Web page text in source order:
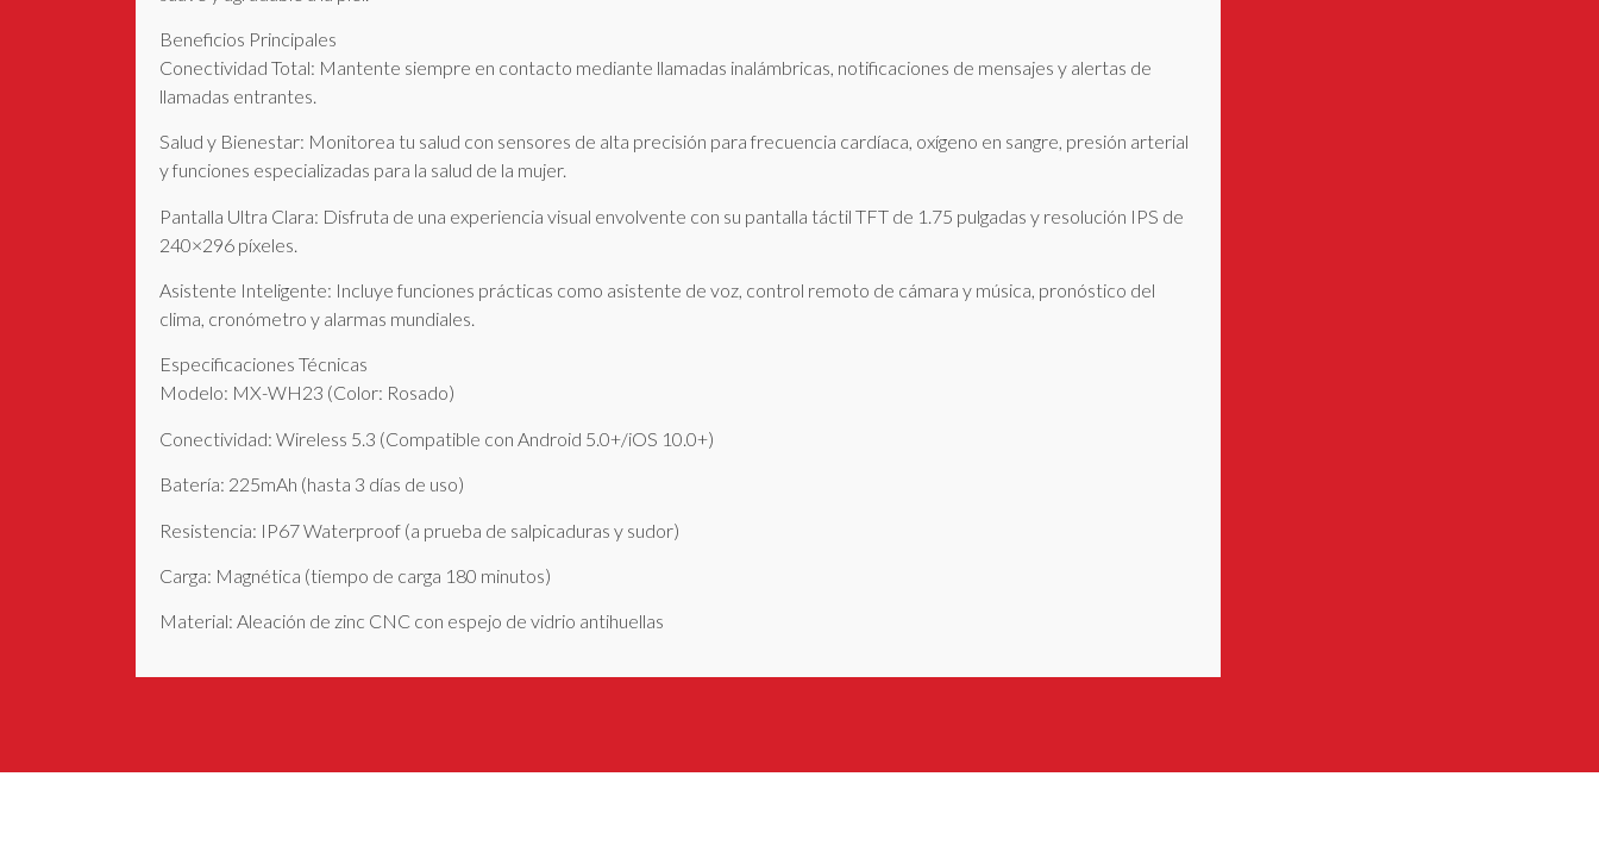
Beneficios Principales
Conectividad Total: Mantente siempre en contacto mediante llamadas inalámbricas, notificaciones de mensajes y alertas de
llamadas entrantes.
Salud y Bienestar: Monitorea tu salud con sensores de alta precisión para frecuencia cardíaca, oxígeno en sangre, presión arterial
y funciones especializadas para la salud de la mujer.
Pantalla Ultra Clara: Disfruta de una experiencia visual envolvente con su pantalla táctil TFT de 1.75 pulgadas y resolución IPS de
240×296 píxeles.
Asistente Inteligente: Incluye funciones prácticas como asistente de voz, control remoto de cámara y música, pronóstico del
clima, cronómetro y alarmas mundiales.
Especificaciones Técnicas
Modelo: MX-WH23 (Color: Rosado)
Conectividad: Wireless 5.3 (Compatible con Android 5.0+/iOS 10.0+)
Batería: 225mAh (hasta 3 días de uso)
Resistencia: IP67 Waterproof (a prueba de salpicaduras y sudor)
Carga: Magnética (tiempo de carga 180 minutos)
Material: Aleación de zinc CNC con espejo de vidrio antihuellas